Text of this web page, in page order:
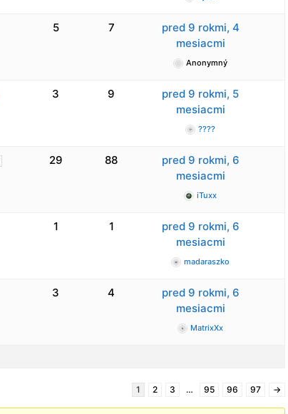
5 7
pred 9 rokmi, 4
mesiacmi
Anonymný
3 9
pred 9 rokmi, 5
mesiacmi
????
29 88
pred 9 rokmi, 6
mesiacmi
iTuxx
1 1
pred 9 rokmi, 6
mesiacmi
madaraszko
3 4
pred 9 rokmi, 6
mesiacmi
MatrixXx
1 2 3 … 95 96 97 →